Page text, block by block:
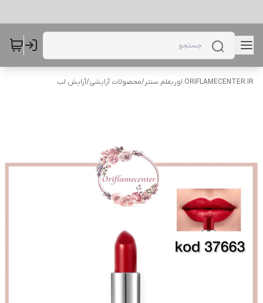
ORIFLAMECENTER.IR اوریفلم سنتر /محصولات آرایشی/آرایش لب